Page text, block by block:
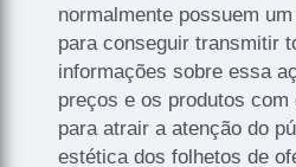
normalmente possuem
para conseguir transmitir
informações sobre essa
preços e os produtos com
para atrair a atenção do
estética dos folhetos de